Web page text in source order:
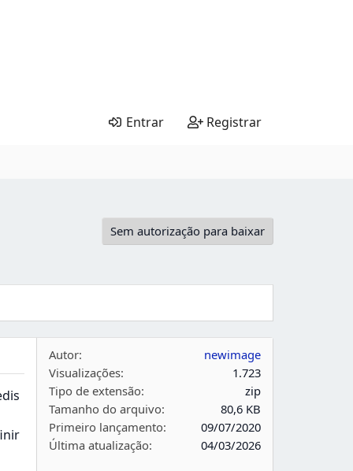
Entrar Registrar
Sem autorização para baixar
Autor
newimage
Visualizações
1.723
Tipo de extensão
zip
Tamanho do arquivo
80,6 KB
Primeiro lançamento
09/07/2020
Última atualização
04/03/2026